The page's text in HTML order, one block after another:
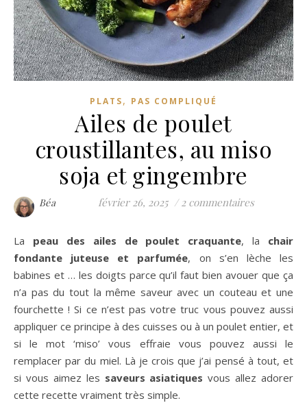
PLATS, PAS COMPLIQUÉ
Ailes de poulet
croustillantes, au miso
soja et gingembre
Béa février 26, 2025 / 2 commentaires
La peau des ailes de poulet craquante, la chair
fondante juteuse et parfumée, on s’en lèche les
babines et … les doigts parce qu’il faut bien avouer que ça
n’a pas du tout la même saveur avec un couteau et une
fourchette ! Si ce n’est pas votre truc vous pouvez aussi
appliquer ce principe à des cuisses ou à un poulet entier, et
si le mot ‘miso’ vous effraie vous pouvez aussi le
remplacer par du miel. Là je crois que j’ai pensé à tout, et
si vous aimez les saveurs asiatiques vous allez adorer
cette recette vraiment très simple.